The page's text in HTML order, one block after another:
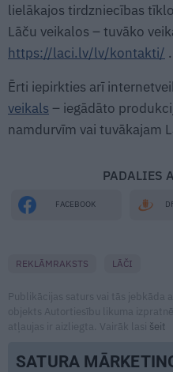
lielākajos tirdzniecības
Lāču veikalos – tuvāko
https://laci.lv/lv/kontakti/ .
Ērti iepirkties arī
veikals – iegādāto
namdurvīm vai tuvākajam
PADALIES
FACEBOOK
REKLĀMRAKSTS LĀČI
Publikācijas saturs vai tās jebkāda
objekts Autortiesību likuma
atļaujas ir aizliegta. Vairāk lasi šeit
SATURA